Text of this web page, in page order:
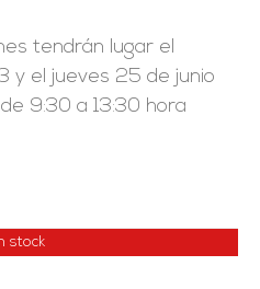
tendrán lugar el
y el jueves 25 de junio
9:30 a 13:30 hora
stock